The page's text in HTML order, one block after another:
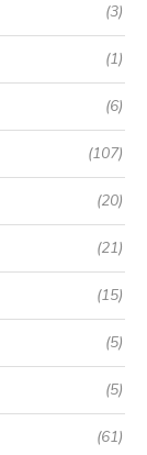
(3)
(1)
(6)
(107)
(20)
(21)
(15)
(5)
(5)
(61)